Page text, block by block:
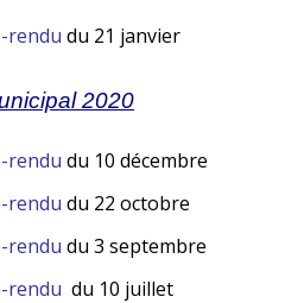
rendu du 21 janvier
2020
rendu du 10 décembre
rendu du 22 octobre
rendu du 3 septembre
rendu du 10 juillet